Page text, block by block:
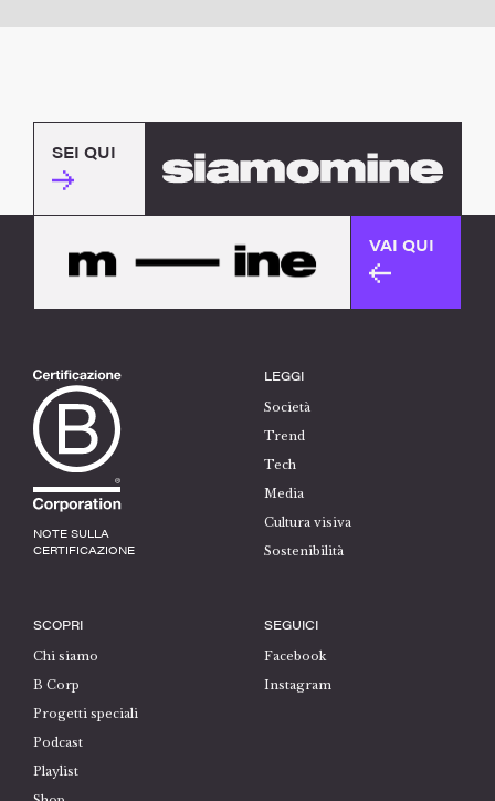
SEI QUI
VAI QUI
NOTE SULLA
CERTIFICAZIONE
LEGGI
Società
Trend
Tech
Media
Cultura visiva
Sostenibilità
SCOPRI
Chi siamo
B Corp
Progetti speciali
Podcast
Playlist
SEGUICI
Facebook
Instagram